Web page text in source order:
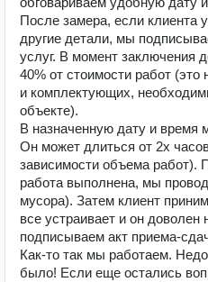
После замера, если клиента
другие детали, мы
услуг. В момент заключения
40% от стоимости работ (это
и комплектующих,
объекте).
В назначенную дату и время
Он может длиться от 2х
зависимости объема работ).
работа выполнена, мы
мусора). Затем клиент
все устраивает и он
подписываем акт приема-
Как-то так мы работаем.
было! Если еще остались